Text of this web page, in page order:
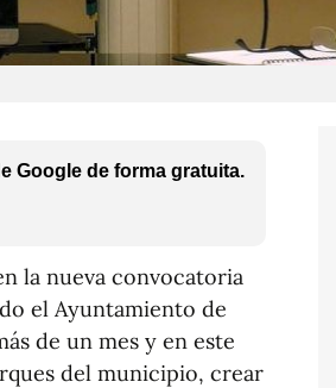
Google de forma gratuita.
la nueva convocatoria
el Ayuntamiento de
de un mes y en este
del municipio, crear